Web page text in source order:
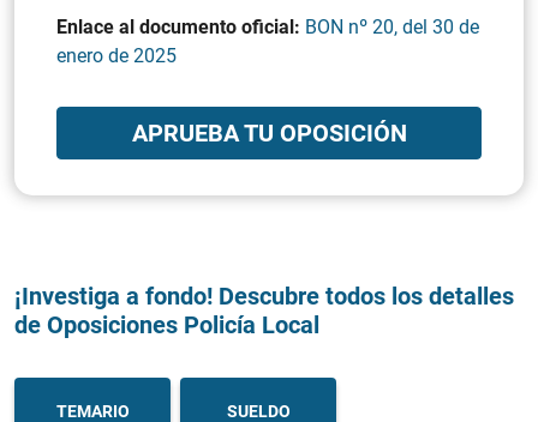
Enlace al documento oficial: BON nº 20, del 30 de
enero de 2025
APRUEBA TU OPOSICIÓN
¡Investiga a fondo! Descubre todos los detalles
de Oposiciones Policía Local
TEMARIO SUELDO